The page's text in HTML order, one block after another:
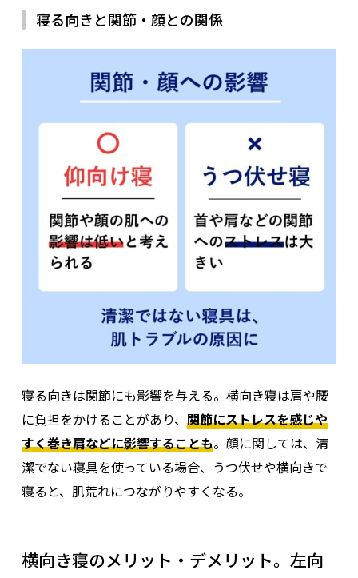
寝る向きと関節・顔との関係
寝る向きは関節にも影響を与える。横向き寝は肩や腰
に負担をかけることがあり、 関節にストレスを感じや
すく巻き肩などに影響することも。顔に関しては、清
潔でない寝具を使っている場合、うつ伏せや横向きで
寝ると、肌荒れにつながりやすくなる。
横向き寝のメリット・デメリット。左向